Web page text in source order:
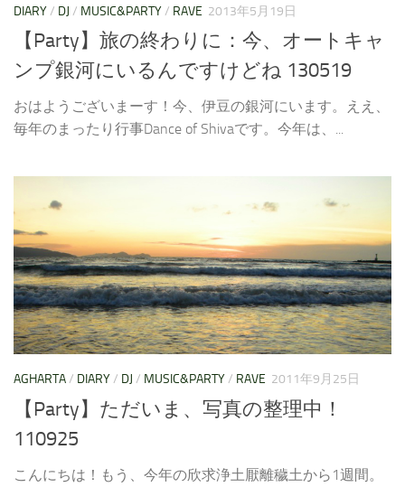
DIARY/ DJ / MUSIC&PARTY/ RAVE 2013年5月19日
【Party】旅の終わりに：今、オートキャ
ンプ銀河にいるんですけどね 130519
おはようございまーす！今、伊豆の銀河にいます。ええ、
毎年のまったり行事Dance of Shivaです。今年は、...
AGHARTA/ DIARY/ DJ / MUSIC&PARTY/ RAVE 2011年9月25日
【Party】ただいま、写真の整理中！
110925
こんにちは！もう、今年の欣求浄土厭離穢土から1週間。